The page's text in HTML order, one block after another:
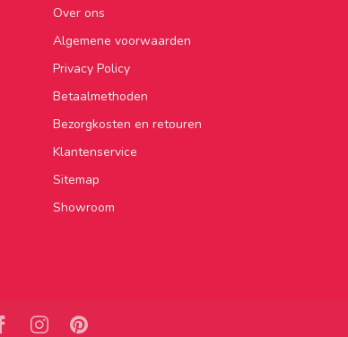
Over ons
Algemene voorwaarden
Privacy Policy
Betaalmethoden
Bezorgkosten en retouren
Klantenservice
Sitemap
Showroom